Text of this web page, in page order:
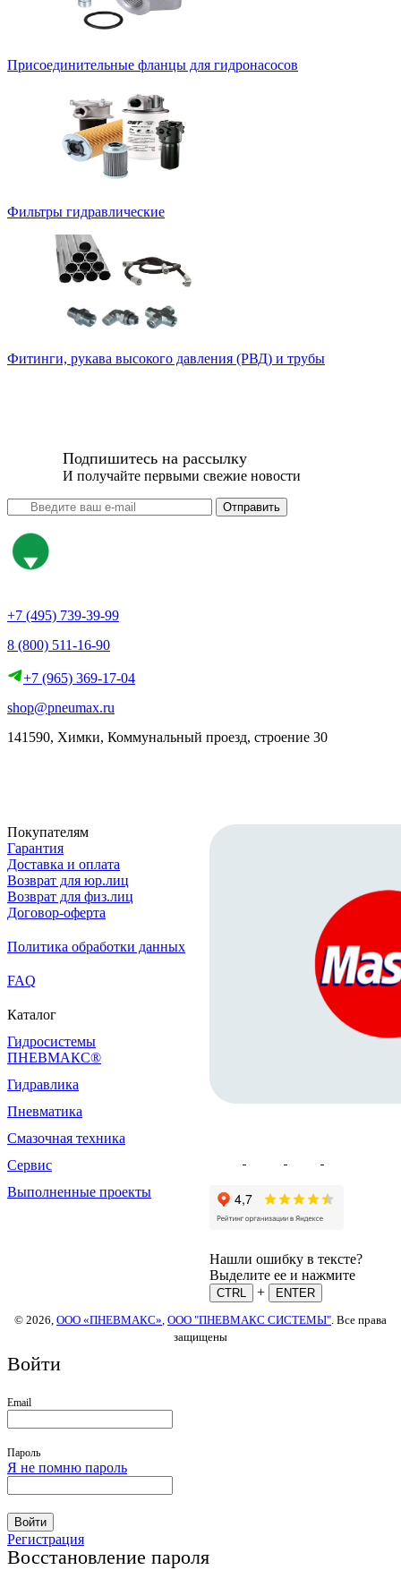
Присоединительные фланцы для гидронасосов
Фильтры гидравлические
Фитинги, рукава высокого давления (РВД) и трубы
Подпишитесь на рассылку
И получайте первыми свежие новости
Отправить
+7 (495) 739-39-99
8 (800) 511-16-90
+7 (965) 369-17-04
shop@pneumax.ru
141590, Химки, Коммунальный проезд, строение 30
Покупателям
Гарантия
Доставка и оплата
Возврат для юр.лиц
Возврат для физ.лиц
Договор-оферта
Политика обработки данных
FAQ
Каталог
Гидросистемы
ПНЕВМАКС®
Гидравлика
Пневматика
Смазочная техника
Сервис
Выполненные проекты
Нашли ошибку в тексте?
Выделите ее и нажмите
CTRL +
ENTER
© 2026, ООО «ПНЕВМАКС», ООО "ПНЕВМАКС СИСТЕМЫ". Все права
защищены
Войти
Email
Пароль
Я не помню пароль
Войти
Регистрация
Восстановление пароля